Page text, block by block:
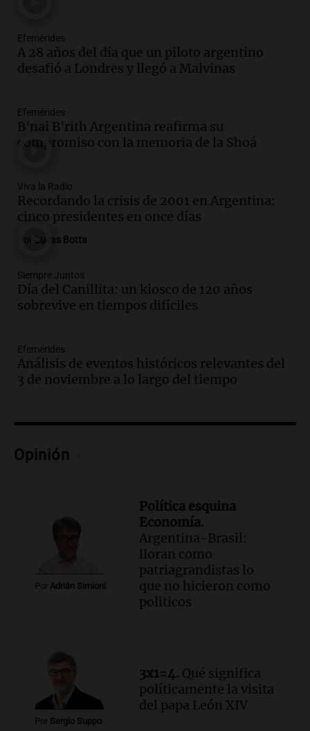
organizador de la gira de Juan Pablo II
recordó el desafío logístico
Viva la Radio
Audio.
la Policía Federal en Córdoba por
irregularidades en procedimientos
Audio.
capacitó en la escuela de oficios y
mantiene la residencia de la UNC
Gajes del Oficio
Audio.Juicio a Óscar González: testigos
revelan detalles del siniestro en las
Altas Cumbres
Audio.Carlos Balean recuerda el Papa
Móvil diseñado por su padre para la
visita de Juan Pablo II a Córdoba
Episodios
diseñado por Renault en Córdoba: un
Audio.
El boom de los drones en el agro:
ya hay casi 4.000 en el campo
Episodios
El recuerdo de la conmovedora
Amamos Argentina
Episodios
Audio.Munir Bracco, sobre la visita del
papa León XIV: "Será una bocanada de
aire fresco para todos"
Efemérides
A 28 años del día que un piloto argentino
desafió a Londres y llegó a Malvinas
Efemérides
B'nai B'rith Argentina reafirma su
compromiso con la memoria de la Shoá
Viva la Radio
Recordando la crisis de 2001 en Argentina:
cinco presidentes en once días
Lucas Botta
Siempre Juntos
Día del Canillita: un kiosco de 120 años
sobrevive en tiempos difíciles
Efemérides
Análisis de eventos históricos relevantes del
3 de noviembre a lo largo del tiempo
Opinión
Por Adrián Simioni
Política esquina
Economía.
Argentina-Brasil:
lloran como
patriagrandistas lo
que no hicieron como
politicos
Por Sergio Suppo
3x1=4. Qué significa
políticamente la visita
del papa León XIV